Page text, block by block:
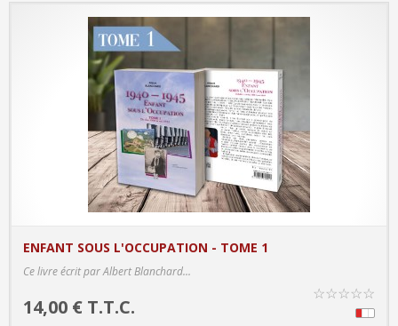
ENFANT SOUS L'OCCUPATION - TOME 1
Ce livre écrit par Albert Blanchard...
14,00 € T.T.C.
☆☆☆☆☆